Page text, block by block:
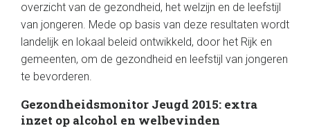
overzicht van de gezondheid, het welzijn en de leefstijl
van jongeren. Mede op basis van deze resultaten wordt
landelijk en lokaal beleid ontwikkeld, door het Rijk en
gemeenten, om de gezondheid en leefstijl van jongeren
te bevorderen.
Gezondheidsmonitor Jeugd 2015: extra
inzet op alcohol en welbevinden